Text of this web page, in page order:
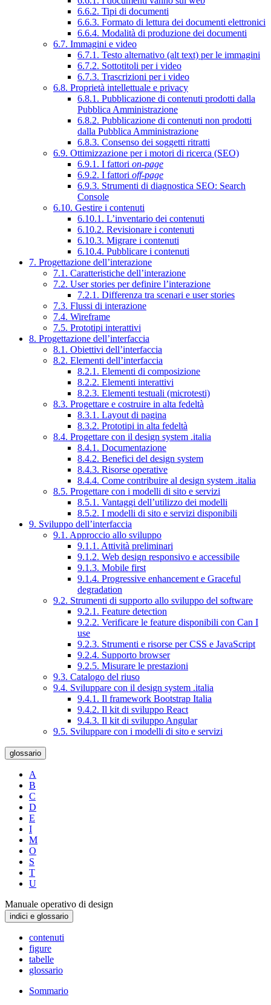
6.6.2. Tipi di documenti
6.6.3. Formato di lettura dei documenti elettronici
6.6.4. Modalità di produzione dei documenti
6.7. Immagini e video
6.7.1. Testo alternativo (alt text) per le immagini
6.7.2. Sottotitoli per i video
6.7.3. Trascrizioni per i video
6.8. Proprietà intellettuale e privacy
6.8.1. Pubblicazione di contenuti prodotti dalla
Pubblica Amministrazione
6.8.2. Pubblicazione di contenuti non prodotti
dalla Pubblica Amministrazione
6.8.3. Consenso dei soggetti ritratti
6.9. Ottimizzazione per i motori di ricerca (SEO)
6.9.1. I fattori on-page
6.9.2. I fattori off-page
6.9.3. Strumenti di diagnostica SEO: Search
Console
6.10. Gestire i contenuti
6.10.1. L’inventario dei contenuti
6.10.2. Revisionare i contenuti
6.10.3. Migrare i contenuti
6.10.4. Pubblicare i contenuti
7. Progettazione dell’interazione
7.1. Caratteristiche dell’interazione
7.2. User stories per definire l’interazione
7.2.1. Differenza tra scenari e user stories
7.3. Flussi di interazione
7.4. Wireframe
7.5. Prototipi interattivi
8. Progettazione dell’interfaccia
8.1. Obiettivi dell’interfaccia
8.2. Elementi dell’interfaccia
8.2.1. Elementi di composizione
8.2.2. Elementi interattivi
8.2.3. Elementi testuali (microtesti)
8.3. Progettare e costruire in alta fedeltà
8.3.1. Layout di pagina
8.3.2. Prototipi in alta fedeltà
8.4. Progettare con il design system .italia
8.4.1. Documentazione
8.4.2. Benefici del design system
8.4.3. Risorse operative
8.4.4. Come contribuire al design system .italia
8.5. Progettare con i modelli di sito e servizi
8.5.1. Vantaggi dell’utilizzo dei modelli
8.5.2. I modelli di sito e servizi disponibili
9. Sviluppo dell’interfaccia
9.1. Approccio allo sviluppo
9.1.1. Attività preliminari
9.1.2. Web design responsivo e accessibile
9.1.3. Mobile first
9.1.4. Progressive enhancement e Graceful
degradation
9.2. Strumenti di supporto allo sviluppo del software
9.2.1. Feature detection
9.2.2. Verificare le feature disponibili con Can I
use
9.2.3. Strumenti e risorse per CSS e JavaScript
9.2.4. Supporto browser
9.2.5. Misurare le prestazioni
9.3. Catalogo del riuso
9.4. Sviluppare con il design system .italia
9.4.1. Il framework Bootstrap Italia
9.4.2. Il kit di sviluppo React
9.4.3. Il kit di sviluppo Angular
9.5. Sviluppare con i modelli di sito e servizi
glossario
A
B
C
D
E
I
M
O
S
T
U
Manuale operativo di design
indici e glossario
contenuti
figure
tabelle
glossario
Sommario